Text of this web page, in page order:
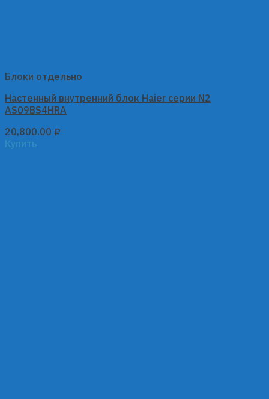
Блоки отдельно
Настенный внутренний блок Haier серии N2
AS09BS4HRA
20,800.00 ₽
Купить